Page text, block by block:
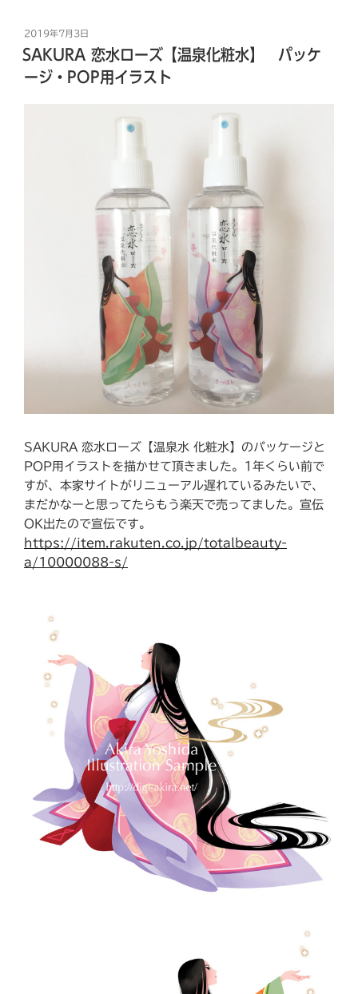
投
稿
日:
2019年7月3日
SAKURA 恋水ローズ【温泉化粧水】 パッケ
ージ・POP用イラスト
SAKURA 恋水ローズ【温泉水 化粧水】のパッケージと
POP用イラストを描かせて頂きました。1年くらい前で
すが、本家サイトがリニューアル遅れているみたいで、
まだかなーと思ってたらもう楽天で売ってました。宣伝
OK出たので宣伝です。
https://item.rakuten.co.jp/totalbeauty-
a/10000088-s/